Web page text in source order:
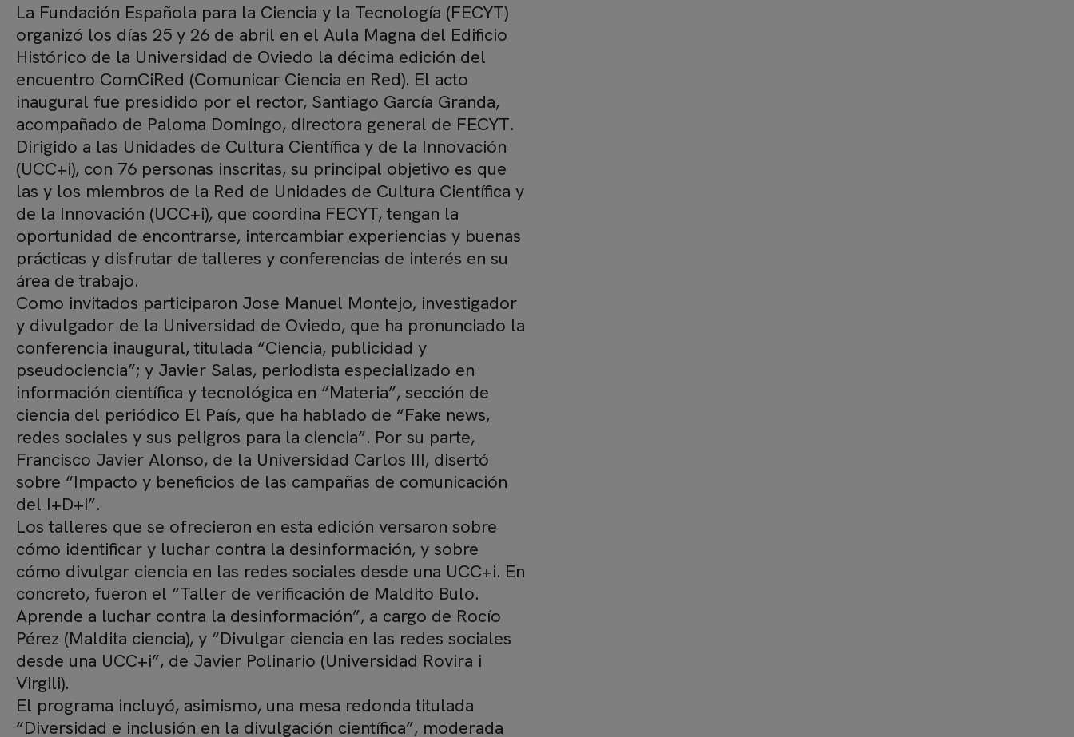
La Fundación Española para la Ciencia y la Tecnología (FECYT)
organizó los días 25 y 26 de abril en el Aula Magna del Edificio
Histórico de la Universidad de Oviedo la décima edición del
encuentro ComCiRed (Comunicar Ciencia en Red). El acto
inaugural fue presidido por el rector, Santiago García Granda,
acompañado de Paloma Domingo, directora general de FECYT.
Dirigido a las Unidades de Cultura Científica y de la Innovación
(UCC+i), con 76 personas inscritas, su principal objetivo es que
las y los miembros de la Red de Unidades de Cultura Científica y
de la Innovación (UCC+i), que coordina FECYT, tengan la
oportunidad de encontrarse, intercambiar experiencias y buenas
prácticas y disfrutar de talleres y conferencias de interés en su
área de trabajo.
Como invitados participaron Jose Manuel Montejo, investigador
y divulgador de la Universidad de Oviedo, que ha pronunciado la
conferencia inaugural, titulada “Ciencia, publicidad y
pseudociencia”; y Javier Salas, periodista especializado en
información científica y tecnológica en “Materia”, sección de
ciencia del periódico El País, que ha hablado de “Fake news,
redes sociales y sus peligros para la ciencia”. Por su parte,
Francisco Javier Alonso, de la Universidad Carlos III, disertó
sobre “Impacto y beneficios de las campañas de comunicación
del I+D+i”.
Los talleres que se ofrecieron en esta edición versaron sobre
cómo identificar y luchar contra la desinformación, y sobre
cómo divulgar ciencia en las redes sociales desde una UCC+i. En
concreto, fueron el “Taller de verificación de Maldito Bulo.
Aprende a luchar contra la desinformación”, a cargo de Rocío
Pérez (Maldita ciencia), y “Divulgar ciencia en las redes sociales
desde una UCC+i”, de Javier Polinario (Universidad Rovira i
Virgili).
El programa incluyó, asimismo, una mesa redonda titulada
“Diversidad e inclusión en la divulgación científica”, moderada